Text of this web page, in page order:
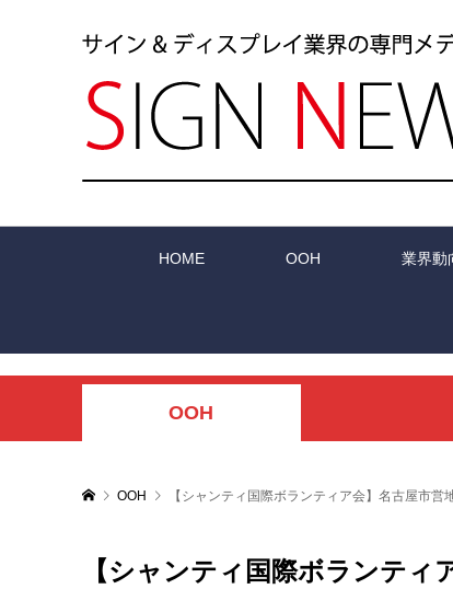
HOME OOH 業界動
OOH
OOH 【シャンティ国際ボランティア会】名古屋市
【シャンティ国際ボランテ